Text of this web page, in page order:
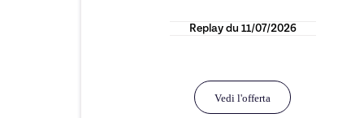
Replay du 11/07/2026
Vedi l'offerta